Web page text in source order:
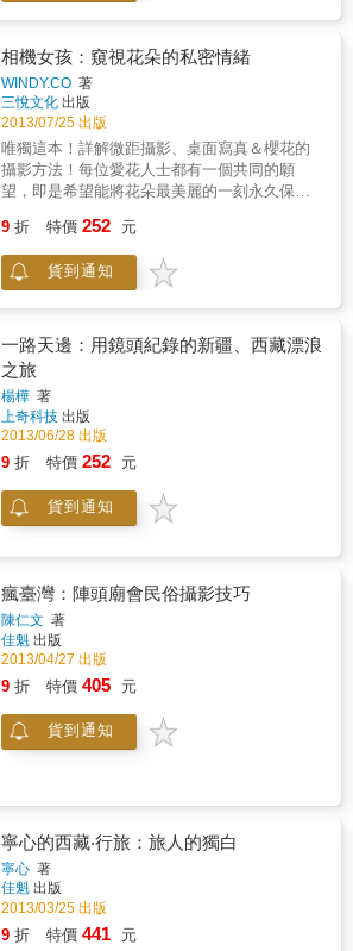
東各地取景，除了他一慣拍攝的黑白照，也多
了彩色照片。本書談到了他對於街拍的想法與
觀點，以及身為攝影師的態度及經驗談，是攝
影學校學生、攝影愛好者必備的一本街拍入門
書！&
相機女孩：窺視花朵的私密情緒
WINDY.CO 著
三悅文化 出版
2013/07/25 出版
唯獨這本！詳解微距攝影、桌面寫真＆櫻花的
攝影方法！每位愛花人士都有一個共同的願
望，即是希望能將花朵最美麗的一刻永久保留
虛幻、強而有力……紅的、白的、藍的……不
同的花朵也給人不同的印象。同樣的，花朵也
有數不清的拍攝方式。拍攝大大的一朵花，或
本的微距鏡頭，也可以用定焦鏡頭、望遠鏡
頭。本書的內容從使用標準變焦鏡頭拍攝的花
朵照片開始，還有以微距鏡頭拍攝色彩鮮明的
照片，室內桌面寫真的照片等等，並以各攝影
師的作品為主題，解說照片的拍攝手法。同時
也搭配春季花朵的代表----櫻花。希望嘗試使用
不同鏡頭與構圖拍攝出心中最理想的花兒風
情，本書一定能做為您拍攝花朵時的參考。本
書特色含苞待放的羞赧、風吹櫻雪的大方、漫
世界。使用標準變焦鏡頭拍攝花朵美麗的鬱金
季綻放。如果想要隨性、大量拍攝這些花朵，
先準備一支標準變焦鏡頭就行了。等到開始抱
著不同的想法時，再考慮其他的鏡頭吧。先從
改變構圖、角度、曝光、白平衡開始，看看照
片會呈現哪些變化吧。找出讓花朵看起來更美
法接近的情況下，望遠鏡頭最方便！櫻花不僅
代表春季，也代表日本。也許是它一口氣綻
體，或是近距離捕捉柔嫩的花朵。由於櫻花樹
比較高大，通常都無法近距離攝影。想要呈現
細緻花朵的描寫時，可選擇高性能望遠鏡頭。
用微距鏡頭拍攝花朵大部分的情況下，花朵都
很嬌小。想要把它拍得大一點，只能近距離攝
影了。不僅能把花朵拍得比較大，接近之後背
景會呈極強烈的散景，拍出周邊宛如融化般的
9 折 特價 252 元
貨到通知
一路天邊：用鏡頭紀錄的新疆、西藏漂浪
之旅
楊樺 著
上奇科技 出版
2013/06/28 出版
9 折 特價 252 元
貨到通知
瘋臺灣：陣頭廟會民俗攝影技巧
陳仁文 著
佳魁 出版
2013/04/27 出版
9 折 特價 405 元
貨到通知
寧心的西藏‧行旅：旅人的獨白
寧心 著
佳魁 出版
2013/03/25 出版
9 折 特價 441 元